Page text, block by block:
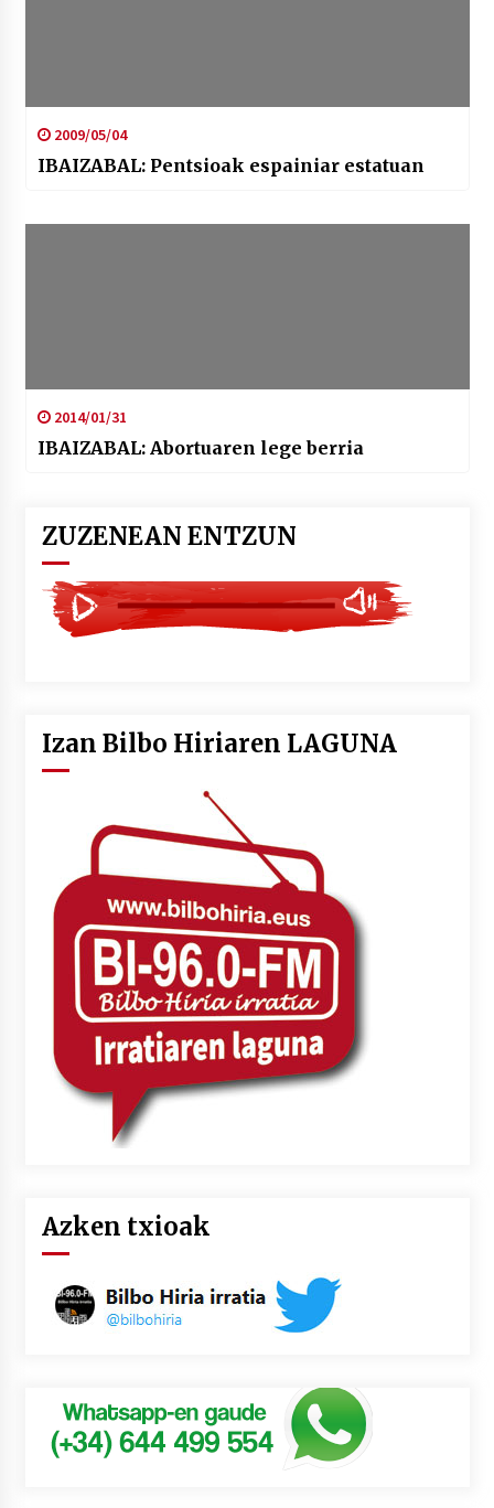
2009/05/04
IBAIZABAL: Pentsioak espainiar estatuan
2014/01/31
IBAIZABAL: Abortuaren lege berria
ZUZENEAN ENTZUN
Izan Bilbo Hiriaren LAGUNA
Azken txioak